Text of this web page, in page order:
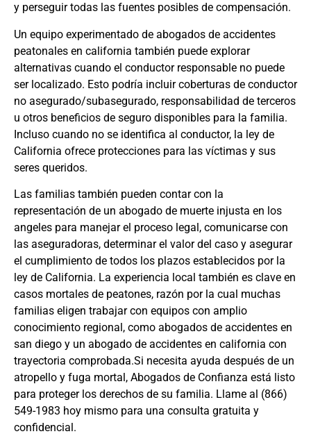
y perseguir todas las fuentes posibles de compensación.
Un equipo experimentado de abogados de accidentes
peatonales en california también puede explorar
alternativas cuando el conductor responsable no puede
ser localizado. Esto podría incluir coberturas de conductor
no asegurado/subasegurado, responsabilidad de terceros
u otros beneficios de seguro disponibles para la familia.
Incluso cuando no se identifica al conductor, la ley de
California ofrece protecciones para las víctimas y sus
seres queridos.
Las familias también pueden contar con la
representación de un abogado de muerte injusta en los
angeles para manejar el proceso legal, comunicarse con
las aseguradoras, determinar el valor del caso y asegurar
el cumplimiento de todos los plazos establecidos por la
ley de California. La experiencia local también es clave en
casos mortales de peatones, razón por la cual muchas
familias eligen trabajar con equipos con amplio
conocimiento regional, como abogados de accidentes en
san diego y un abogado de accidentes en california con
trayectoria comprobada.Si necesita ayuda después de un
atropello y fuga mortal, Abogados de Confianza está listo
para proteger los derechos de su familia. Llame al (866)
549-1983 hoy mismo para una consulta gratuita y
confidencial.